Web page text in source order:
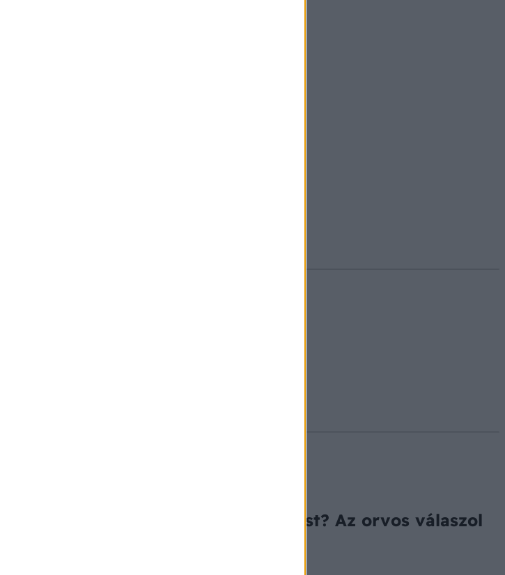
a Covid oltást? Az orvos válaszol
alatt felvettem a Covid oltást? Az orvos válaszol